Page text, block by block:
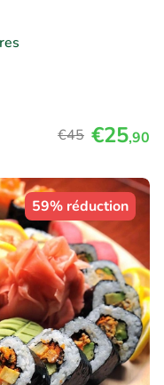
€45 €25,90
59% réduction